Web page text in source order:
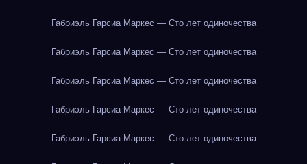
Габриэль Гарсиа Маркес — Сто лет одиночества
Габриэль Гарсиа Маркес — Сто лет одиночества
Габриэль Гарсиа Маркес — Сто лет одиночества
Габриэль Гарсиа Маркес — Сто лет одиночества
Габриэль Гарсиа Маркес — Сто лет одиночества